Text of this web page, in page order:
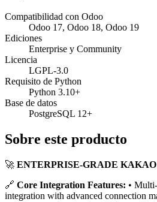
Compatibilidad con Odoo
Odoo 17, Odoo 18, Odoo 19
Ediciones
Enterprise y Community
Licencia
LGPL-3.0
Requisito de Python
Python 3.10+
Base de datos
PostgreSQL 12+
Sobre este producto
🚀 ENTERPRISE-GRADE
🔗 Core Integration Features: •
integration with advanced connection